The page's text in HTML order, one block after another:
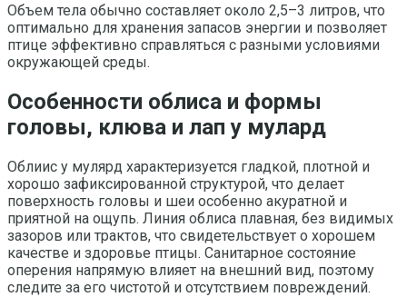
Объем тела обычно составляет около 2,5–3 литров, что
оптимально для хранения запасов энергии и позволяет
птице эффективно справляться с разными условиями
окружающей среды.
Особенности облиса и формы
головы, клюва и лап у мулард
Облиис у мулярд характеризуется гладкой, плотной и
хорошо зафиксированной структурой, что делает
поверхность головы и шеи особенно акуратной и
приятной на ощупь. Линия облиса плавная, без видимых
зазоров или трактов, что свидетельствует о хорошем
качестве и здоровье птицы. Санитарное состояние
оперения напрямую влияет на внешний вид, поэтому
следите за его чистотой и отсутствием повреждений.